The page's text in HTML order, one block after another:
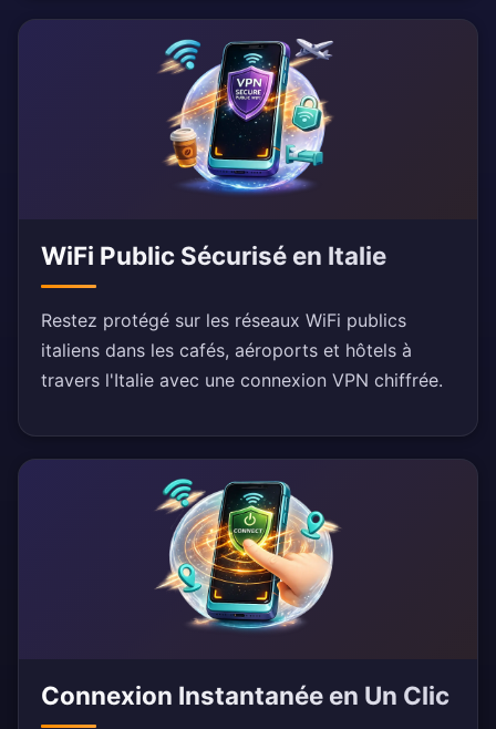
WiFi Public Sécurisé en Italie
Restez protégé sur les réseaux WiFi publics
italiens dans les cafés, aéroports et hôtels à
travers l'Italie avec une connexion VPN chiffrée.
Connexion Instantanée en Un Clic